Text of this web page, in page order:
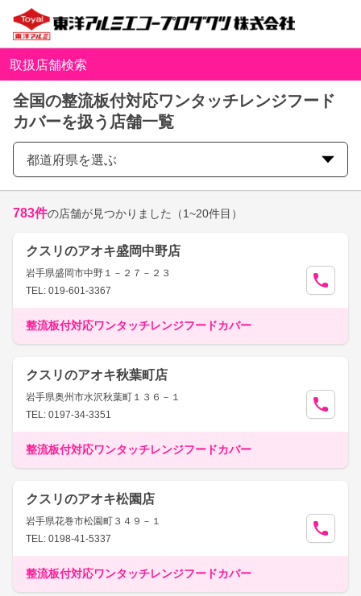
取扱店舗検索
全国の整流板付対応ワンタッチレンジフード
カバーを扱う店舗一覧
都道府県を選ぶ
783件の店舗が見つかりました （1~20件目）
クスリのアオキ盛岡中野店
岩手県盛岡市中野１－２７－２３
TEL: 019-601-3367
整流板付対応ワンタッチレンジフードカバー
クスリのアオキ秋葉町店
岩手県奥州市水沢秋葉町１３６－１
TEL: 0197-34-3351
整流板付対応ワンタッチレンジフードカバー
クスリのアオキ松園店
岩手県花巻市松園町３４９－１
TEL: 0198-41-5337
整流板付対応ワンタッチレンジフードカバー